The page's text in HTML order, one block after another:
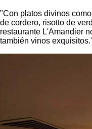
"Con platos divinos
de cordero, risotto de
restaurante L'Amandier
también vinos